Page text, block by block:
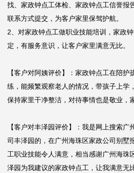
找、家政钟点工体检、家政钟点工信誉报
联系方式提交，为客户家里保驾护航。
2、对家政钟点工做职业技能培训，家政
定，有服务意识，让客户家里满意无比。
【客户对阿姨评价】：家政钟点工在陪
练，能频繁观察老人的情况，带孩子上学
保持家里干净整洁，对待事情也是敬业，
【客户对丰泽园评价】：我是网上搜索
司丰泽园的，在广州海珠区家政公司别墅
工职业技能令人满意，相当感谢广州海珠
泽园为我建议的家政钟点工，让我满意无比